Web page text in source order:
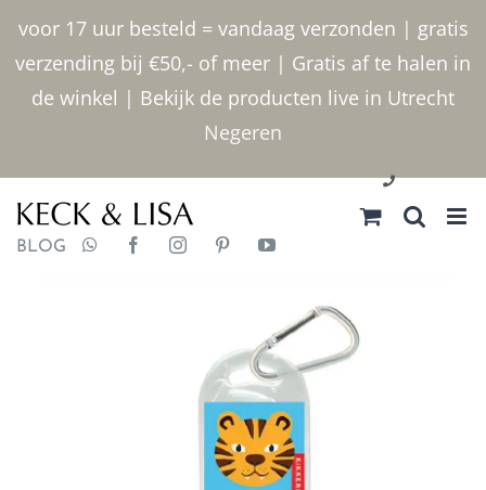
voor 17 uur besteld = vandaag verzonden | gratis
verzending bij €50,- of meer | Gratis af te halen in
de winkel | Bekijk de producten live in Utrecht
Negeren
inhoud
030 2400000
BLOG